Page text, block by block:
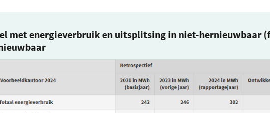
met energieverbruik en uitsplitsing in niet-hernieuwbaar